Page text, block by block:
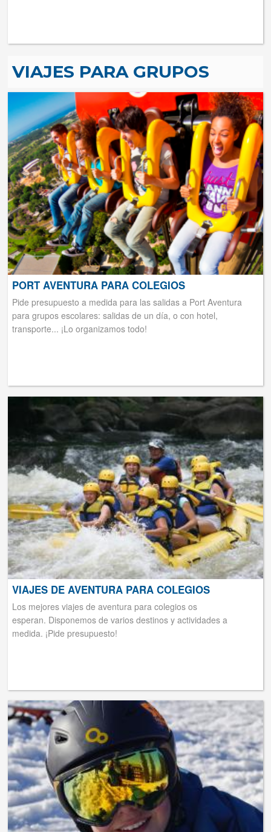
VIAJES PARA GRUPOS
PORT AVENTURA PARA COLEGIOS
Pide presupuesto a medida para las salidas a Port Aventura
para grupos escolares: salidas de un día, o con hotel,
transporte... ¡Lo organizamos todo!
VIAJES DE AVENTURA PARA COLEGIOS
Los mejores viajes de aventura para colegios os
esperan. Disponemos de varios destinos y actividades a
medida. ¡Pide presupuesto!